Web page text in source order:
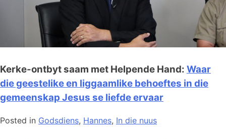
Kerke-ontbyt saam met Helpende Hand: Waar
die geestelike en liggaamlike behoeftes in die
gemeenskap Jesus se liefde ervaar
Posted in Godsdiens, Hannes, In die nuus